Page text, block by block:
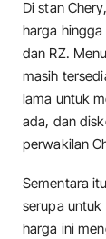
Di stan
harga
dan RZ.
masih
lama untuk
ada, dan
perwakilan
Sementara
serupa
harga ini